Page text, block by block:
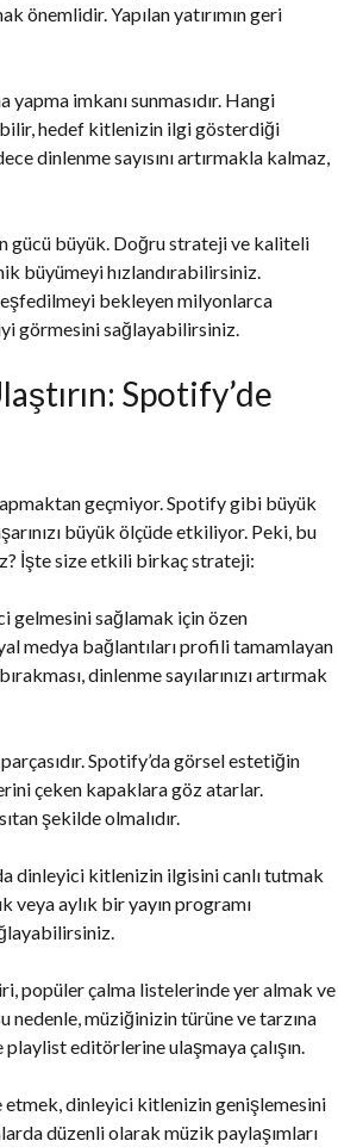
önemlidir. Yapılan yatırımın geri
imkanı sunmasıdır. Hangi
hedef kitlenizin ilgi gösterdiği
dinlenme sayısını artırmakla kalmaz,
gücü büyük. Doğru strateji ve kaliteli
büyümeyi hızlandırabilirsiniz.
bekleyen milyonlarca
görmesini sağlayabilirsiniz.
Spotify’de
geçmiyor. Spotify gibi büyük
büyük ölçüde etkiliyor. Peki, bu
İşte size etkili birkaç strateji:
sağlamak için özen
medya bağlantıları profili tamamlayan
dinlenme sayılarınızı artırmak
Spotify’da görsel estetiğin
çeken kapaklara göz atarlar.
şekilde olmalıdır.
dinleyici kitlenizin ilgisini canlı tutmak
veya aylık bir yayın programı
popüler çalma listelerinde yer almak ve
nedenle, müziğinizin türüne ve tarzına
editörlerine ulaşmaya çalışın.
dinleyici kitlenizin genişlemesini
düzenli olarak müzik paylaşımları